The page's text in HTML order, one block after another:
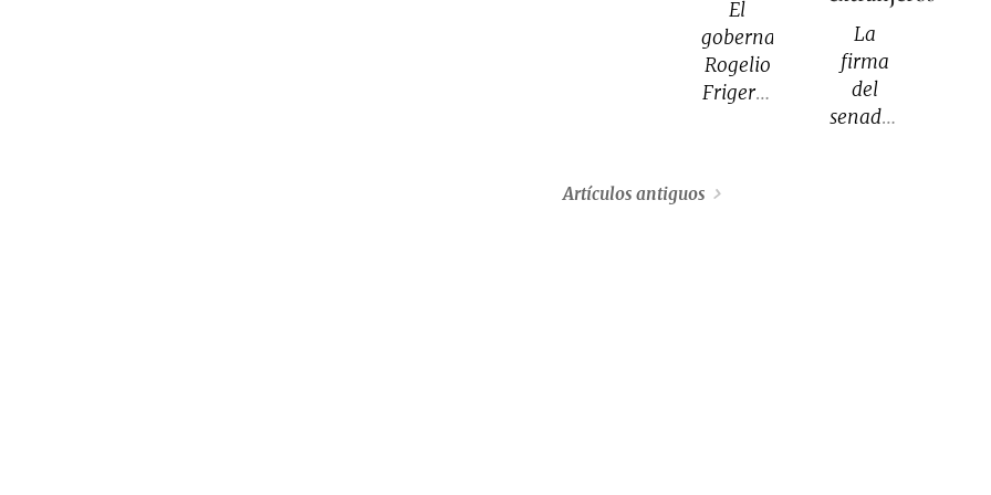
arterias
El
gobernador
Rogelio
Frigerio
acuerdo
La
firma
del
senador
Artículos antiguos